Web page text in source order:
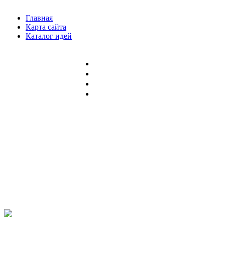
Главная
Карта сайта
Каталог идей